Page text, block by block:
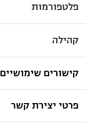
פלטפורמות
קהילה
קישורים שימושיים
פרטי יצירת קשר